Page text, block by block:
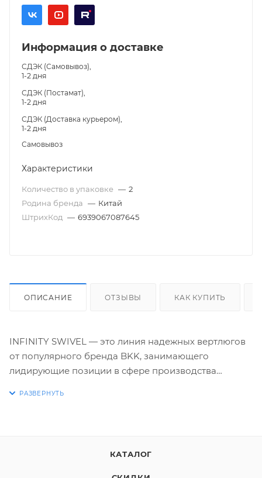
Информация о доставке
СДЭК (Самовывоз),
1-2 дня
СДЭК (Постамат),
1-2 дня
СДЭК (Доставка курьером),
1-2 дня
Самовывоз
Характеристики
Количество в упаковке — 2
Родина бренда — Китай
ШтрихКод — 6939067087645
ОПИСАНИЕ ОТЗЫВЫ КАК КУПИТЬ
INFINITY SWIVEL — это линия надежных вертлюгов
от популярного бренда BKK, занимающего
лидирующие позиции в сфере производства
Поверхность металлических частей подвергнута
КАТАЛОГ